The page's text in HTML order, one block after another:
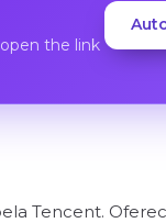
the link
Tencent.